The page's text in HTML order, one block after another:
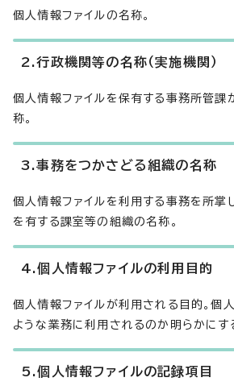
個人情報ファイルの名称。
2.行政機関等の名称（実施機関）
個人情報ファイルを保有する事務所管課
称。
3.事務をつかさどる組織の名称
個人情報ファイルを利用する事務を所掌
を有する課室等の組織の名称。
4.個人情報ファイルの利用目的
個人情報ファイルが利用される目的。個
ような業務に利用されるのか明らかにす
5.個人情報ファイルの記録項目